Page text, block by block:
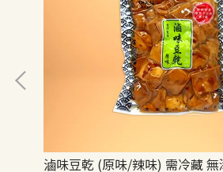
滷味豆乾 (原味/辣味) 需冷藏 無